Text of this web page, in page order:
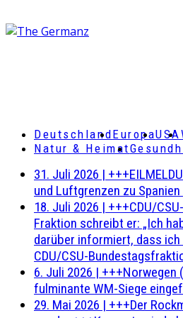
DeutschlandEuropaUSA
Natur & Heimat
31. Juli 2026 |
und Luftgrenzen zu
18. Juli 2026 | +++CDU/
Fraktion schreibt er: „Ich
darüber informiert, dass
CDU/CSU-
6. Juli 2026 | +++Norwegen
fulminante WM-Siege
29. Mai 2026 | +++Der